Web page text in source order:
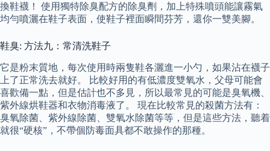
換鞋襪！ 使用獨特除臭配方的除臭劑，加上特殊噴頭能讓霧氣
均勻噴灑在鞋子表面，使鞋子裡面瞬間芬芳，還你一雙美腳。
鞋臭: 方法九：常清洗鞋子
它是粉末質地，每次使用時兩隻鞋各灑進一小勺，如果沾在襪子
上了正常洗去就好。 比較好用的有低濃度雙氧水，父母可能會
喜歡備一點，但是估計也不多見，所以最常見的可能是臭氧機、
紫外線烘鞋器和衣物消毒液了。 現在比較常見的殺菌方法有：
臭氧除菌、紫外線除菌、雙氧水除菌等等，但是這些方法，聽着
就很“硬核”，不帶個防毒面具都不敢操作的那種。